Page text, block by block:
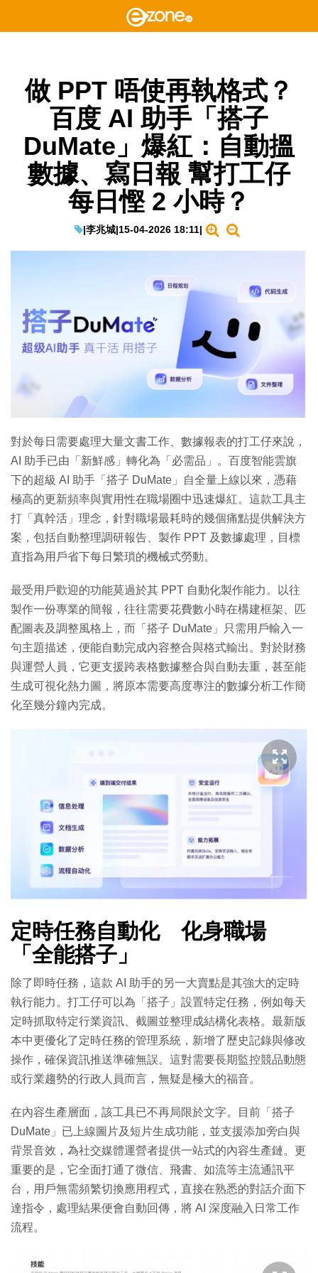
做 PPT 唔使再執格式？
百度 AI 助手「搭子
DuMate」爆紅：自動搵
數據、寫日報 幫打工仔
每日慳 2 小時？
|李兆城|15-04-2026 18:11|
對於每日需要處理大量文書工作、數據報表的打工仔來說，
AI 助手已由「新鮮感」轉化為「必需品」。百度智能雲旗
下的超級 AI 助手「搭子 DuMate」自全量上線以來，憑藉
極高的更新頻率與實用性在職場圈中迅速爆紅。這款工具主
打「真幹活」理念，針對職場最耗時的幾個痛點提供解決方
案，包括自動整理調研報告、製作 PPT 及數據處理，目標
直指為用戶省下每日繁瑣的機械式勞動。
最受用戶歡迎的功能莫過於其 PPT 自動化製作能力。以往
製作一份專業的簡報，往往需要花費數小時在構建框架、匹
配圖表及調整風格上，而「搭子 DuMate」只需用戶輸入一
句主題描述，便能自動完成內容整合與格式輸出。對於財務
與運營人員，它更支援跨表格數據整合與自動去重，甚至能
生成可視化熱力圖，將原本需要高度專注的數據分析工作簡
化至幾分鐘內完成。
定時任務自動化 化身職場
「全能搭子」
除了即時任務，這款 AI 助手的另一大賣點是其強大的定時
執行能力。打工仔可以為「搭子」設置特定任務，例如每天
定時抓取特定行業資訊、截圖並整理成結構化表格。最新版
本中更優化了定時任務的管理系統，新增了歷史記錄與修改
操作，確保資訊推送準確無誤。這對需要長期監控競品動態
或行業趨勢的行政人員而言，無疑是極大的福音。
在內容生產層面，該工具已不再局限於文字。目前「搭子
DuMate」已上線圖片及短片生成功能，並支援添加旁白與
背景音效，為社交媒體運營者提供一站式的內容生產鏈。更
重要的是，它全面打通了微信、飛書、如流等主流通訊平
台，用戶無需頻繁切換應用程式，直接在熟悉的對話介面下
達指令，處理結果便會自動回傳，將 AI 深度融入日常工作
流程。